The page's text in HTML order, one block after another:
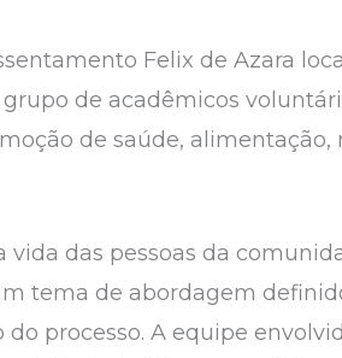
Felix de Azara
de acadêmicos
de saúde, alimentação,
das pessoas da
tema de abordagem
processo. A equipe